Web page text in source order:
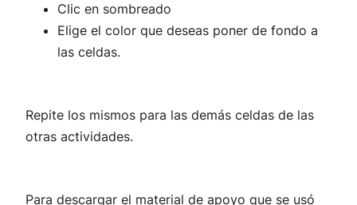
Clic en sombreado
Elige el color que deseas poner de fondo a
las celdas.
Repite los mismos para las demás celdas de las
otras actividades.
Para descargar el material de apoyo que se usó